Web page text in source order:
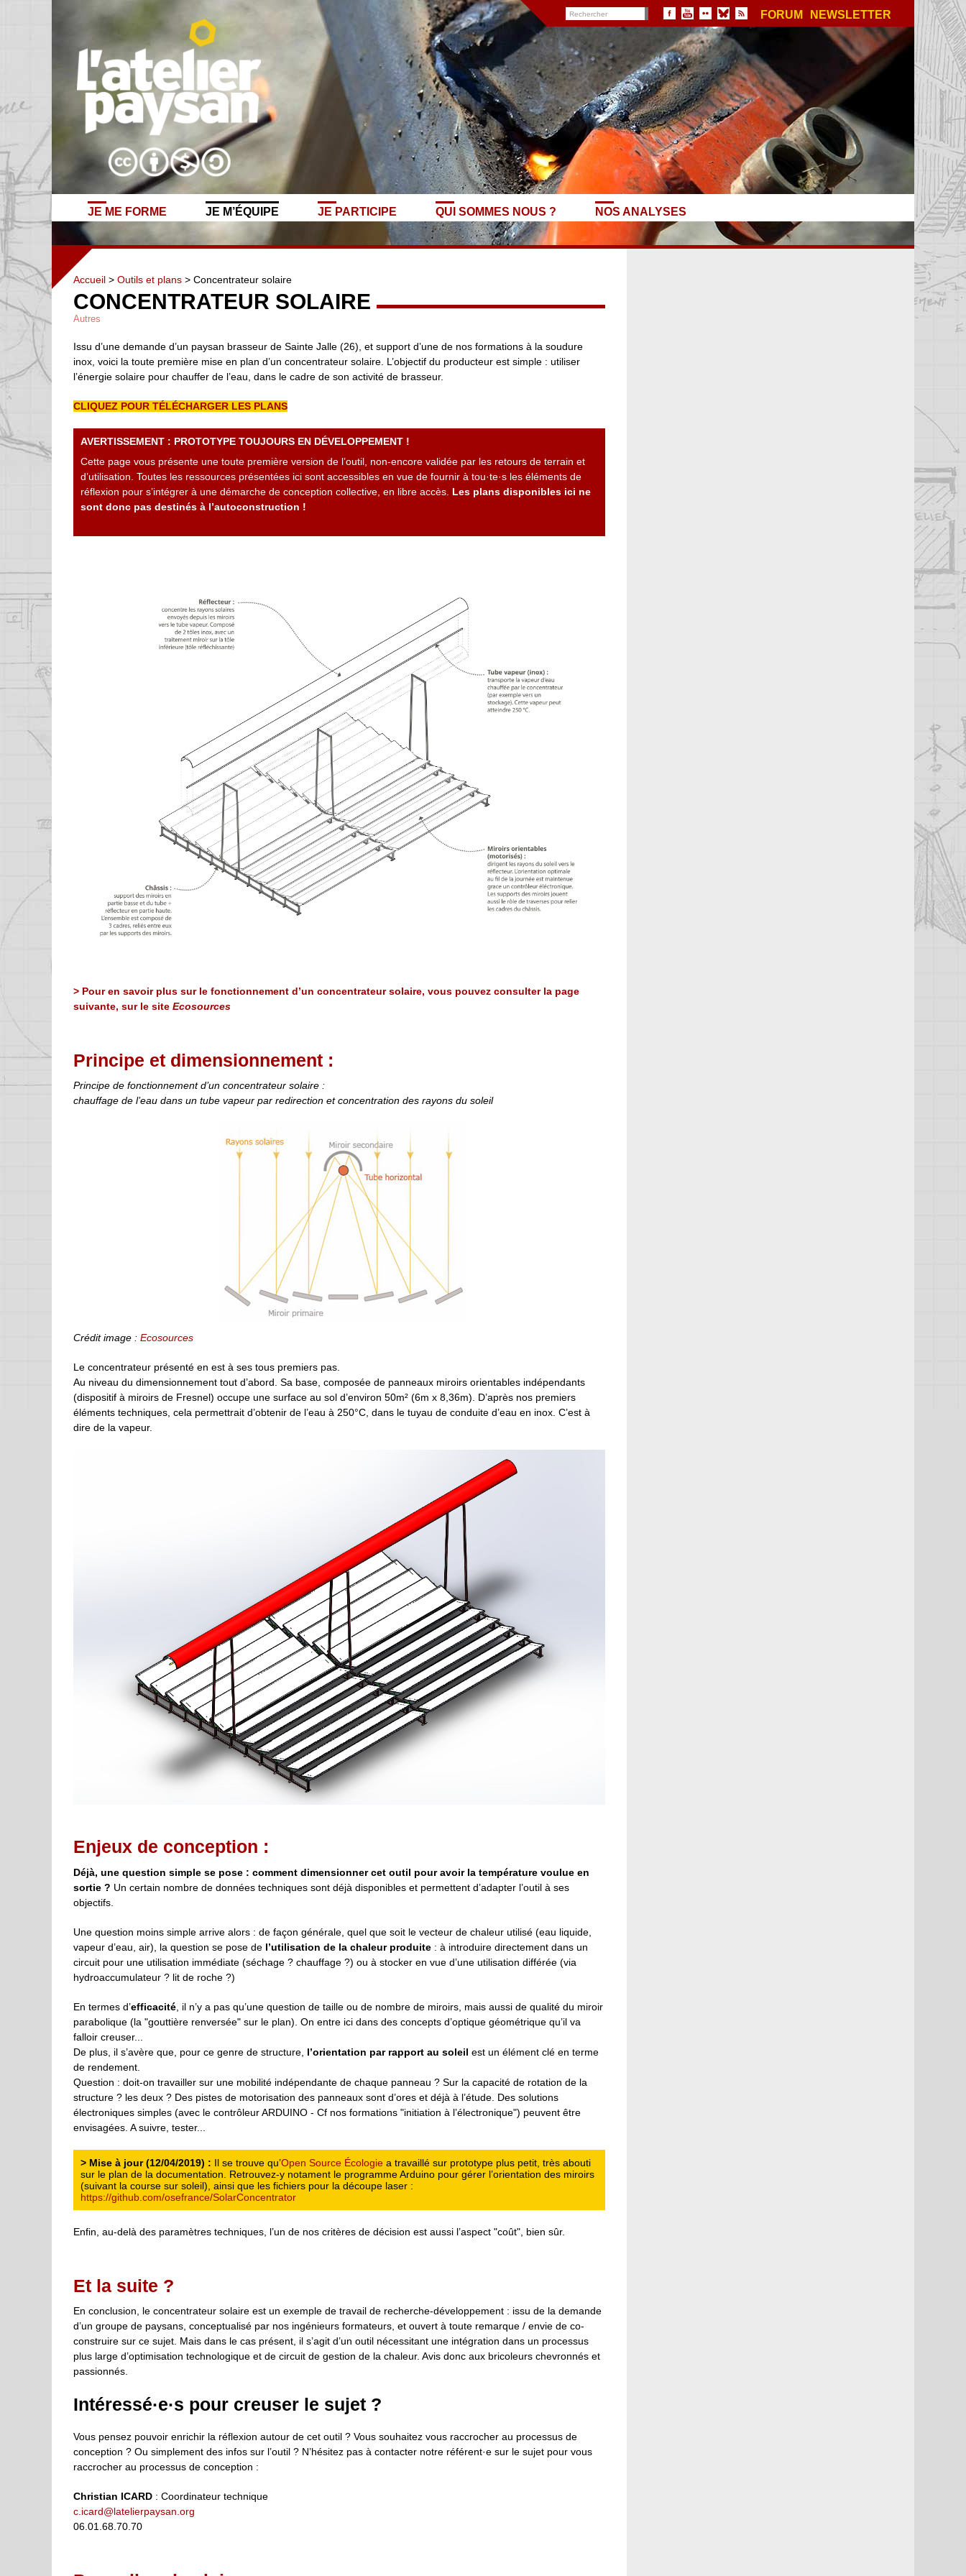
FORUM NEWSLETTER
JE ME FORME JE M’ÉQUIPE JE PARTICIPE QUI SOMMES NOUS ? NOS ANALYSES
Accueil > Outils et plans > Concentrateur solaire
CONCENTRATEUR SOLAIRE
Autres
Issu d’une demande d’un paysan brasseur de Sainte Jalle (26), et support d’une de nos formations à la soudure
inox, voici la toute première mise en plan d’un concentrateur solaire. L’objectif du producteur est simple : utiliser
l’énergie solaire pour chauffer de l’eau, dans le cadre de son activité de brasseur.
CLIQUEZ POUR TÉLÉCHARGER LES PLANS
AVERTISSEMENT : PROTOTYPE TOUJOURS EN DÉVELOPPEMENT !
Cette page vous présente une toute première version de l’outil, non-encore validée par les retours de terrain et
d’utilisation. Toutes les ressources présentées ici sont accessibles en vue de fournir à tou·te·s les éléments de
réflexion pour s’intégrer à une démarche de conception collective, en libre accès. Les plans disponibles ici ne
sont donc pas destinés à l’autoconstruction !
> Pour en savoir plus sur le fonctionnement d’un concentrateur solaire, vous pouvez consulter la page
suivante, sur le site Ecosources
Principe et dimensionnement :
Principe de fonctionnement d’un concentrateur solaire :
chauffage de l’eau dans un tube vapeur par redirection et concentration des rayons du soleil
Crédit image : Ecosources
Le concentrateur présenté en est à ses tous premiers pas.
Au niveau du dimensionnement tout d’abord. Sa base, composée de panneaux miroirs orientables indépendants
(dispositif à miroirs de Fresnel) occupe une surface au sol d’environ 50m² (6m x 8,36m). D’après nos premiers
éléments techniques, cela permettrait d’obtenir de l’eau à 250°C, dans le tuyau de conduite d’eau en inox. C’est à
dire de la vapeur.
Enjeux de conception :
Déjà, une question simple se pose : comment dimensionner cet outil pour avoir la température voulue en
sortie ? Un certain nombre de données techniques sont déjà disponibles et permettent d’adapter l’outil à ses
objectifs.
Une question moins simple arrive alors : de façon générale, quel que soit le vecteur de chaleur utilisé (eau liquide,
vapeur d’eau, air), la question se pose de l’utilisation de la chaleur produite : à introduire directement dans un
circuit pour une utilisation immédiate (séchage ? chauffage ?) ou à stocker en vue d’une utilisation différée (via
hydroaccumulateur ? lit de roche ?)
En termes d’efficacité , il n’y a pas qu’une question de taille ou de nombre de miroirs, mais aussi de qualité du miroir
parabolique (la "gouttière renversée" sur le plan). On entre ici dans des concepts d’optique géométrique qu’il va
falloir creuser...
De plus, il s’avère que, pour ce genre de structure, l’orientation par rapport au soleil est un élément clé en terme
de rendement.
Question : doit-on travailler sur une mobilité indépendante de chaque panneau ? Sur la capacité de rotation de la
structure ? les deux ? Des pistes de motorisation des panneaux sont d’ores et déjà à l’étude. Des solutions
électroniques simples (avec le contrôleur ARDUINO - Cf nos formations "initiation à l’électronique") peuvent être
envisagées. A suivre, tester...
> Mise à jour (12/04/2019) : Il se trouve qu’Open Source Écologie a travaillé sur prototype plus petit, très abouti
sur le plan de la documentation. Retrouvez-y notament le programme Arduino pour gérer l’orientation des miroirs
(suivant la course sur soleil), ainsi que les fichiers pour la découpe laser :
https://github.com/osefrance/SolarConcentrator
Enfin, au-delà des paramètres techniques, l’un de nos critères de décision est aussi l’aspect "coût", bien sûr.
Et la suite ?
En conclusion, le concentrateur solaire est un exemple de travail de recherche-développement : issu de la demande
d’un groupe de paysans, conceptualisé par nos ingénieurs formateurs, et ouvert à toute remarque / envie de co-
construire sur ce sujet. Mais dans le cas présent, il s’agit d’un outil nécessitant une intégration dans un processus
plus large d’optimisation technologique et de circuit de gestion de la chaleur. Avis donc aux bricoleurs chevronnés et
passionnés.
Intéressé·e·s pour creuser le sujet ?
Vous pensez pouvoir enrichir la réflexion autour de cet outil ? Vous souhaitez vous raccrocher au processus de
conception ? Ou simplement des infos sur l’outil ? N’hésitez pas à contacter notre référent·e sur le sujet pour vous
raccrocher au processus de conception :
Christian ICARD : Coordinateur technique
c.icard@latelierpaysan.org
06.01.68.70.70